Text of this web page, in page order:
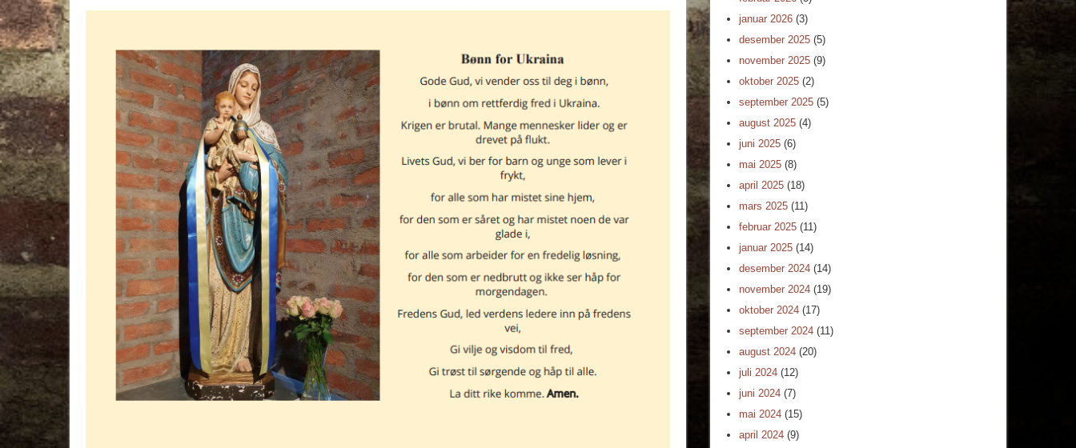
januar 2026 (3)
desember 2025 (5)
november 2025 (9)
oktober 2025 (2)
september 2025 (5)
august 2025 (4)
juni 2025 (6)
mai 2025 (8)
april 2025 (18)
mars 2025 (11)
februar 2025 (11)
januar 2025 (14)
desember 2024 (14)
november 2024 (19)
oktober 2024 (17)
september 2024 (11)
august 2024 (20)
juli 2024 (12)
juni 2024 (7)
mai 2024 (15)
april 2024 (9)